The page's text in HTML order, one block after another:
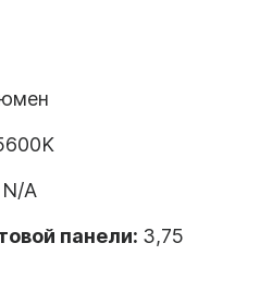
N/A
панели: 3,75